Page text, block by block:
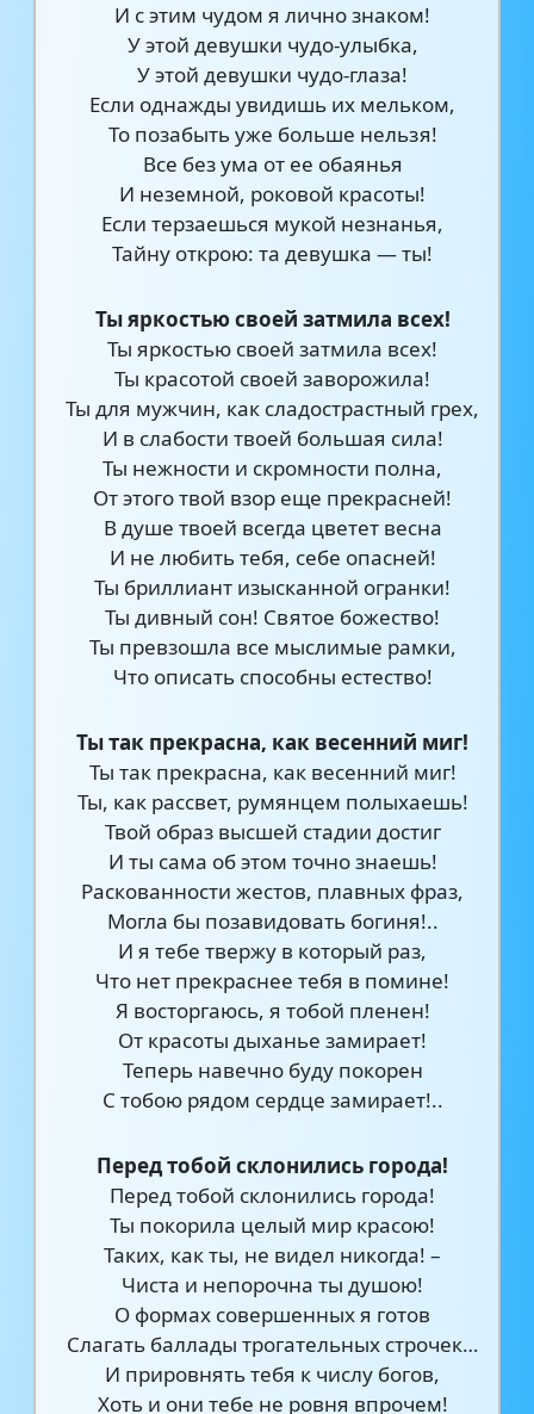
И с этим чудом я лично знаком!
У этой девушки чудо-улыбка,
У этой девушки чудо-глаза!
Если однажды увидишь их мельком,
То позабыть уже больше нельзя!
Все без ума от ее обаянья
И неземной, роковой красоты!
Если терзаешься мукой незнанья,
Тайну открою: та девушка — ты!
Ты яркостью своей затмила всех!
Ты яркостью своей затмила всех!
Ты красотой своей заворожила!
Ты для мужчин, как сладострастный грех,
И в слабости твоей большая сила!
Ты нежности и скромности полна,
От этого твой взор еще прекрасней!
В душе твоей всегда цветет весна
И не любить тебя, себе опасней!
Ты бриллиант изысканной огранки!
Ты дивный сон! Святое божество!
Ты превзошла все мыслимые рамки,
Что описать способны естество!
Ты так прекрасна, как весенний миг!
Ты так прекрасна, как весенний миг!
Ты, как рассвет, румянцем полыхаешь!
Твой образ высшей стадии достиг
И ты сама об этом точно знаешь!
Раскованности жестов, плавных фраз,
Могла бы позавидовать богиня!..
И я тебе твержу в который раз,
Что нет прекраснее тебя в помине!
Я восторгаюсь, я тобой пленен!
От красоты дыханье замирает!
Теперь навечно буду покорен
С тобою рядом сердце замирает!..
Перед тобой склонились города!
Перед тобой склонились города!
Ты покорила целый мир красою!
Таких, как ты, не видел никогда! –
Чиста и непорочна ты душою!
О формах совершенных я готов
Слагать баллады трогательных строчек…
И прировнять тебя к числу богов,
Хоть и они тебе не ровня впрочем!